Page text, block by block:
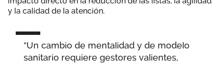
y la calidad de la atención.
“Un cambio de mentalidad y de modelo
sanitario requiere gestores valientes,